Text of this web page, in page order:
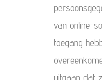
van online-
toegang
uitgaan dat